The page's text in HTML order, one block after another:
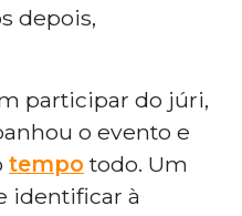
depois,
participar do júri,
o evento e
tempo todo. Um
identificar à